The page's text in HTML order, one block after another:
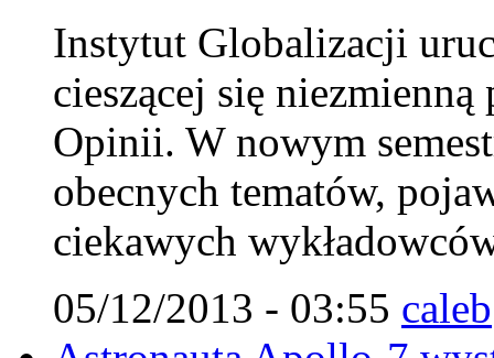
Instytut Globalizacji
cieszącej się
Opinii. W nowym
obecnych tematów,
ciekawych
05/12/2013 - 03:55 caleb